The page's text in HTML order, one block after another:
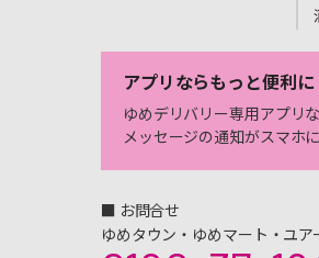
アプリならもっと便利に
ゆめデリバリー専用アプリな
メッセージの通知がスマホ
■ お問合せ
ゆめタウン・ゆめマート・ユア